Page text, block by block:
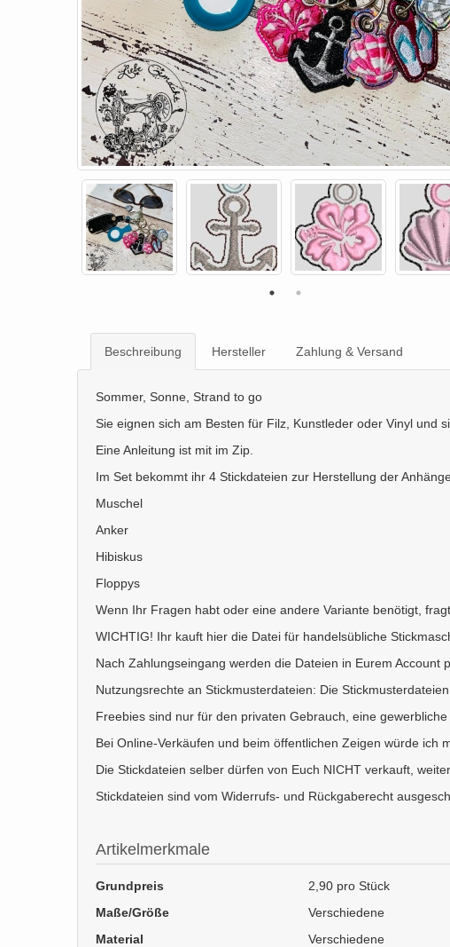
Beschreibung Hersteller Zahlung & Versand
Sommer, Sonne, Strand to go
Sie eignen sich am Besten für Filz, Kunstleder oder Vinyl und
Eine Anleitung ist mit im Zip.
Im Set bekommt ihr 4 Stickdateien zur Herstellung der
Muschel
Anker
Hibiskus
Floppys
Wenn Ihr Fragen habt oder eine andere Variante benötigt,
WICHTIG! Ihr kauft hier die Datei für handelsübliche
Nach Zahlungseingang werden die Dateien in Eurem Account
Nutzungsrechte an Stickmusterdateien: Die
Freebies sind nur für den privaten Gebrauch, eine
Bei Online-Verkäufen und beim öffentlichen Zeigen würde
Die Stickdateien selber dürfen von Euch NICHT verkauft,
Stickdateien sind vom Widerrufs- und Rückgaberecht
Artikelmerkmale
Grundpreis
2,90 pro Stück
Maße/Größe
Verschiedene
Material
Verschiedene